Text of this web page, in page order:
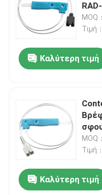
Προϊόντα
Περίπου εμείς
Γύρος εργοστασίων
Mo
MOQ
Τιμή
Καλύτερη τιμή
για
MOQ
Τιμή
Καλύτερη τιμή